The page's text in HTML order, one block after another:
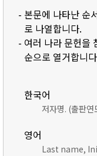
- 본문에 나타난 순
로 나열합니다.
- 여러 나라 문헌을
순으로 열거합니
한국어
저자명. (출판연
영어
Last name,